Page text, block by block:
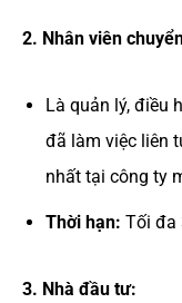
2. Nhân viên
Là quản lý, điều
đã làm việc liên
nhất tại công ty
Thời hạn: Tối đa
3. Nhà đầu tư: